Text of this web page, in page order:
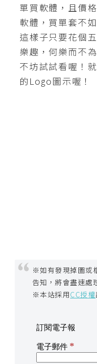
單買軟體，且價
軟體，買單套不
這樣子只要花個
樂趣，何樂而不
不坊試試看喔！
的Logo圖示喔！
※如有發現掉圖或
告知，將會盡速處
※本站採用CC授權